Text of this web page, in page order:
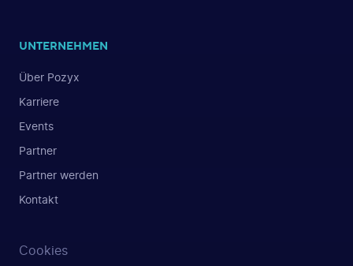
UNTERNEHMEN
Über Pozyx
Karriere
Events
Partner
Partner werden
Kontakt
Cookies